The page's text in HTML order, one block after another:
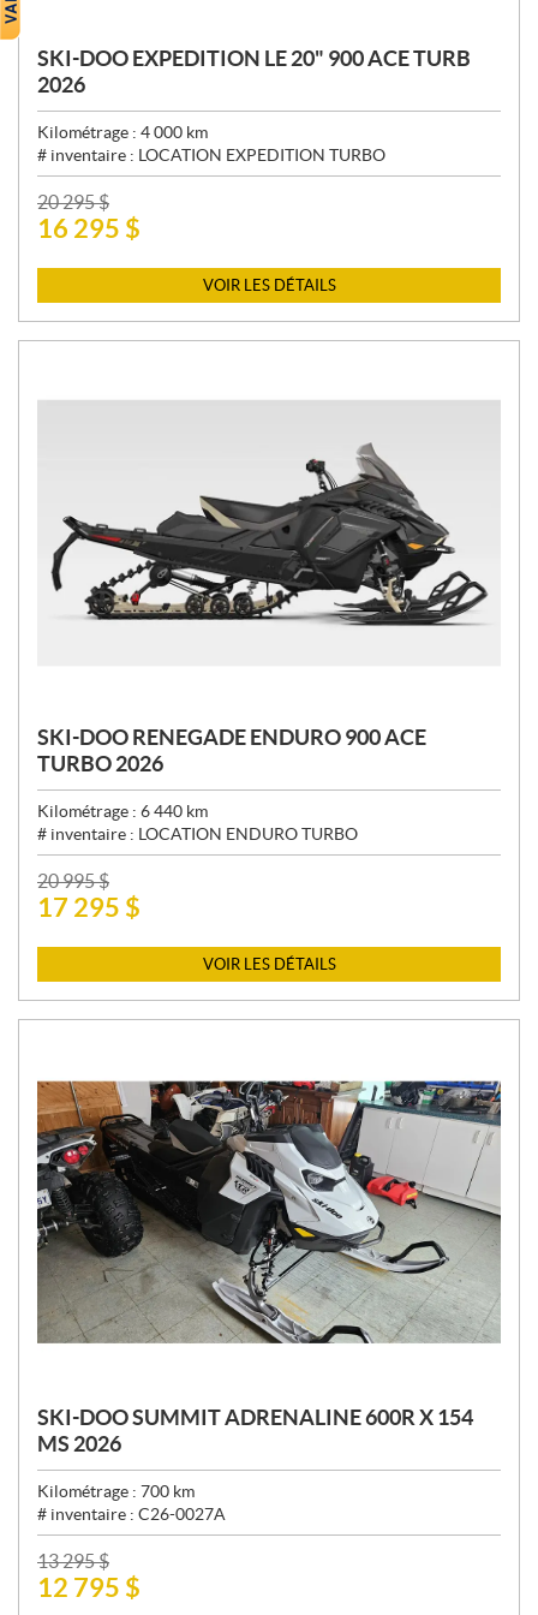
SKI-DOO EXPEDITION LE 20" 900 ACE TURB
2026
Kilométrage : 4 000 km
# inventaire : LOCATION EXPEDITION TURBO
P
R
20 295$
16 295 $
VOIR LES DÉTAILS
SKI-DOO RENEGADE ENDURO 900 ACE
TURBO 2026
Kilométrage : 6 440 km
# inventaire : LOCATION ENDURO TURBO
P
R
20 995$
17 295 $
VOIR LES DÉTAILS
SKI-DOO SUMMIT ADRENALINE 600R X 154
MS 2026
Kilométrage : 700 km
# inventaire : C26-0027A
P
R
13 295$
12 795 $